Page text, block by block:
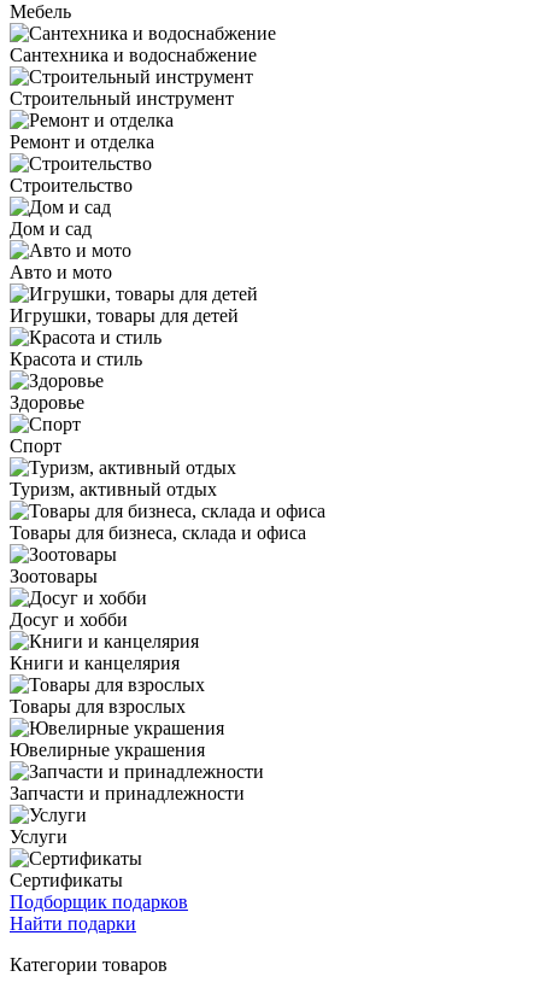
Мебель
Сантехника и водоснабжение
Строительный инструмент
Ремонт и отделка
Строительство
Дом и сад
Авто и мото
Игрушки, товары для детей
Красота и стиль
Здоровье
Спорт
Туризм, активный отдых
Товары для бизнеса, склада и офиса
Зоотовары
Досуг и хобби
Книги и канцелярия
Товары для взрослых
Ювелирные украшения
Запчасти и принадлежности
Услуги
Сертификаты
Подборщик подарков
Найти подарки
Категории товаров